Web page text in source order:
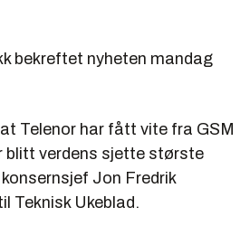
bekreftet nyheten mandag
Telenor har fått vite fra GSM
blitt verdens sjette største
Jon Fredrik
Teknisk Ukeblad.